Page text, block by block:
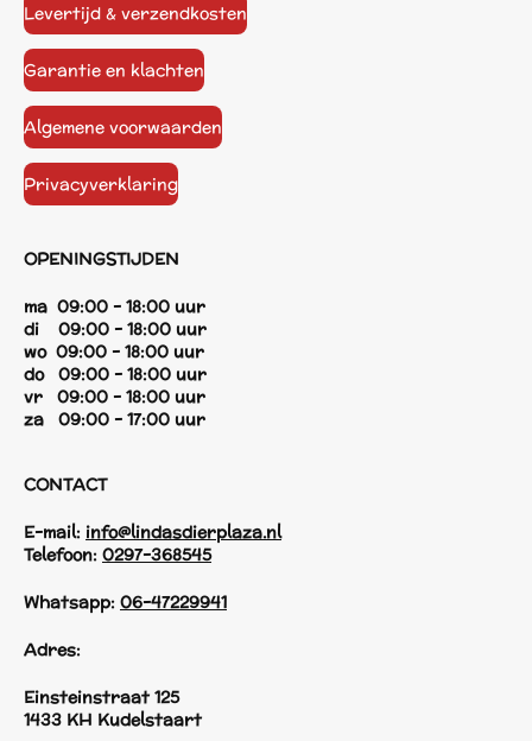
Levertijd & verzendkosten
Garantie en klachten
Algemene voorwaarden
Privacyverklaring
OPENINGSTIJDEN
ma 09:00 - 18:00 uur
di 09:00 - 18:00 uur
wo 09:00 - 18:00 uur
do 09:00 - 18:00 uur
vr 09:00 - 18:00 uur
za 09:00 - 17:00 uur
CONTACT
E-mail: info@lindasdierplaza.nl
Telefoon: 0297-368545
Whatsapp: 06-47229941
Adres:
Einsteinstraat 125
1433 KH Kudelstaart